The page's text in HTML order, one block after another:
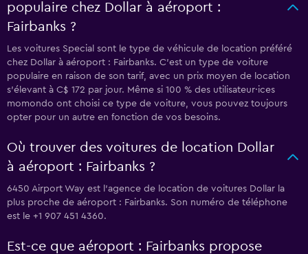
populaire chez Dollar à aéroport :
Fairbanks ?
Les voitures Special sont le type de véhicule de location préféré
chez Dollar à aéroport : Fairbanks. C'est un type de voiture
populaire en raison de son tarif, avec un prix moyen de location
s'élevant à C$ 172 par jour. Même si 100 % des utilisateur·ices
momondo ont choisi ce type de voiture, vous pouvez toujours
opter pour un autre en fonction de vos besoins.
Où trouver des voitures de location Dollar
à aéroport : Fairbanks ?
6450 Airport Way est l'agence de location de voitures Dollar la
plus proche de aéroport : Fairbanks. Son numéro de téléphone
est le +1 907 451 4360.
Est-ce que aéroport : Fairbanks propose